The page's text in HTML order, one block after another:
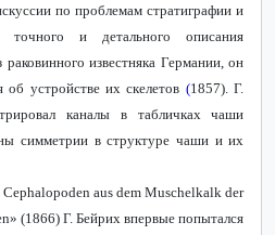
по проблемам стратиграфии и
точного и детального описания
известняка Германии, он
об устройстве их скелетов (1857). Г.
каналы в табличках чаши
симметрии в структуре чаши и их
Cephalopoden aus dem Muschelkalk der
» (1866) Г. Бейрих впервые попытался